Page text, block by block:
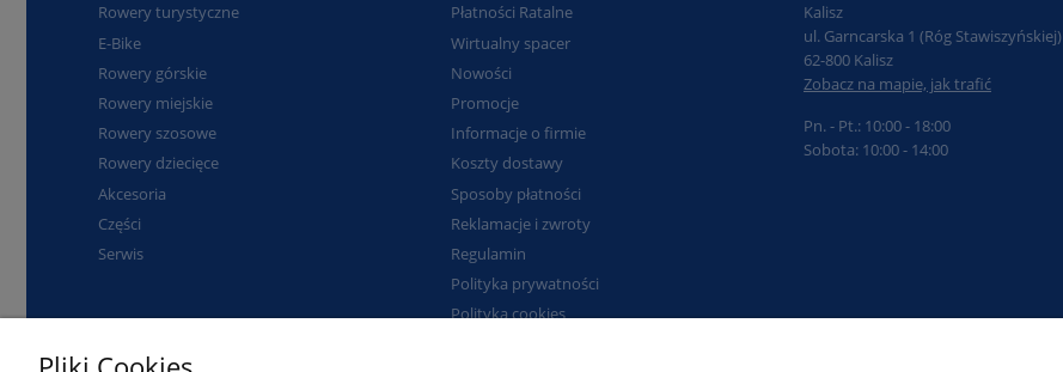
Rowery turystyczne
E-Bike
Rowery górskie
Rowery miejskie
Rowery szosowe
Rowery dziecięce
Akcesoria
Części
Serwis
Płatności Ratalne
Wirtualny spacer
Nowości
Promocje
Informacje o firmie
Koszty dostawy
Sposoby płatności
Reklamacje i zwroty
Regulamin
Polityka prywatności
Polityka cookies
Kalisz
ul. Garncarska 1 (Róg Stawiszyńskiej)
62-800 Kalisz
Zobacz na mapie, jak trafić
Pn. - Pt.: 10:00 - 18:00
Sobota: 10:00 - 14:00